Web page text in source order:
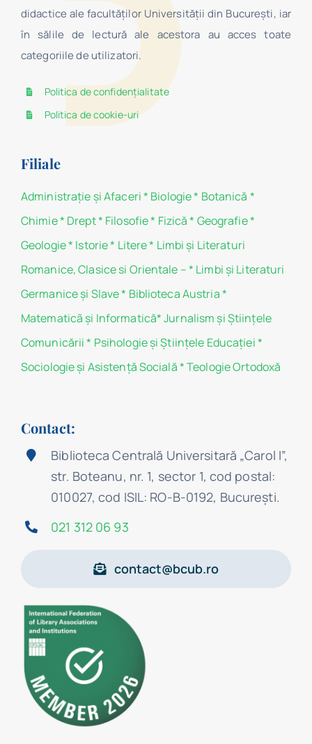
didactice ale facultăților Universității din București, iar
în sălile de lectură ale acestora au acces toate
categoriile de utilizatori.
Politica de confidențialitate
Politica de cookie-uri
Filiale
Administraţie şi Afaceri* Biologie* Botanică *
Chimie* Drept* Filosofie* Fizică * Geografie*
Geologie* Istorie* Litere* Limbi și Literaturi
Romanice, Clasice si Orientale –* Limbi și Literaturi
Germanice şi Slave* Biblioteca Austria*
Matematicã și Informatică*Jurnalism şi Ştiinţele
Comunicării * Psihologie şi Ştiinţele Educaţiei*
Sociologie şi Asistenţă Socială*Teologie Ortodoxă
Contact:
Biblioteca Centrală Universitară „Carol I”,
str. Boteanu, nr. 1, sector 1, cod postal:
010027, cod ISIL: RO-B-0192, Bucureşti.
021 312 06 93
contact@bcub.ro